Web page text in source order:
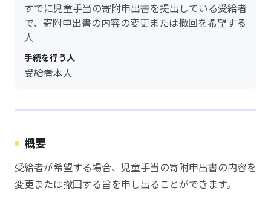
すでに児童手当の寄附申出書を提出している受給者
で、寄附申出書の内容の変更または撤回を希望する
人
手続を行う人
受給者本人
概要
受給者が希望する場合、児童手当の寄附申出書の内容を
変更または撤回する旨を申し出ることができます。